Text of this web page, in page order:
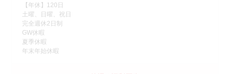
【年休】120日
土曜、日曜、祝日
完全週休2日制
GW休暇
夏季休暇
年末年始休暇